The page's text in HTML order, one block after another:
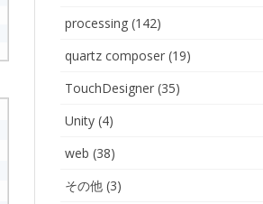
processing(142)
quartz composer(19)
TouchDesigner(35)
Unity(4)
web (38)
その他(3)